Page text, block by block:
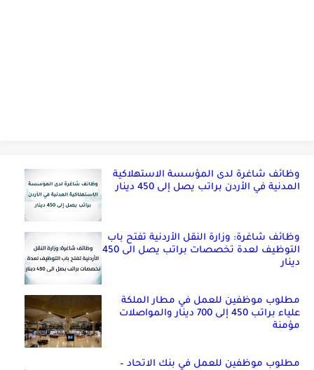
وظائف شاغرة لدى المؤسسة الاستهلاكية
المدنية في الأردن براتب يصل إلى 450 دينار
وظائف شاغرة: وزارة النقل الأردنية تفتح باب
التوظيف لعدة تخصصات براتب يصل الى 450
دينار
مطلوب موظفين للعمل في مطار الملكة
علياء براتب 450 إلى 700 دينار والمواصلات
مؤمنة
مطلوب موظفين للعمل في بنك الاتحاد –